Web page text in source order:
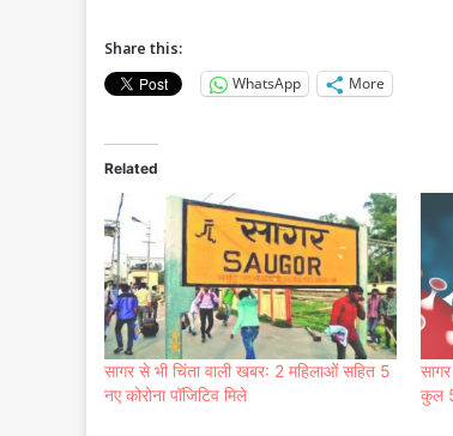
Share this:
WhatsApp
More
Related
सागर से भी चिंता वाली खबर: 2 महिलाओं सहित 5
नए कोरोना पॉजिटिव मिले
कुल 5